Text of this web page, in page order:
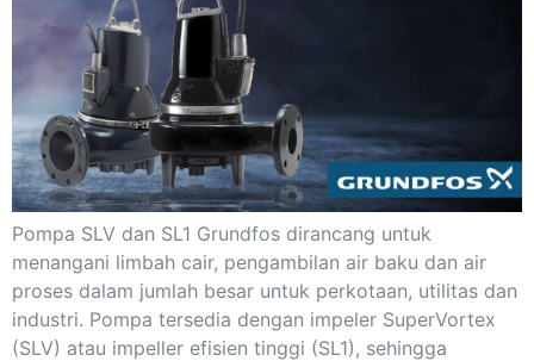
Pompa SLV dan SL1 Grundfos dirancang untuk
menangani limbah cair, pengambilan air baku dan air
proses dalam jumlah besar untuk perkotaan, utilitas dan
industri. Pompa tersedia dengan impeler SuperVortex
(SLV) atau impeller efisien tinggi (SL1), sehingga